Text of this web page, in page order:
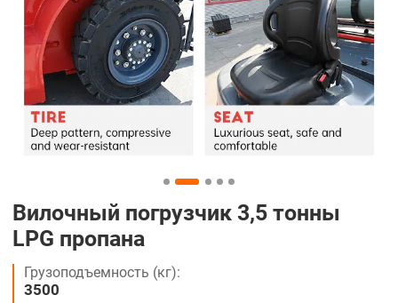
Вилочный погрузчик 3,5 тонны
LPG пропана
Грузоподъемность (кг):
3500